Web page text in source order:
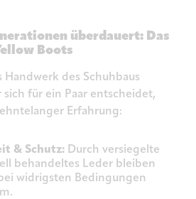
überdauert: Das
Boots
des Schuhbaus
für ein Paar entscheidet,
Erfahrung:
& Schutz: Durch versiegelte
behandeltes Leder bleiben
widrigsten Bedingungen